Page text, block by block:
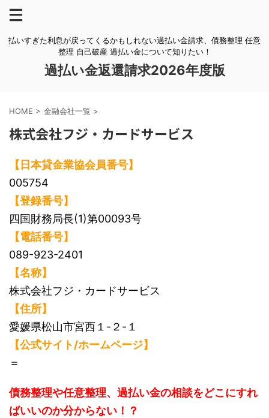
払いすぎた利息が戻ってくるかもしれない過払い金請求、債務整理 任意
整理 自己破産 過払い金について知りたい！
過払い金返還請求2026年度版
HOME > 金融会社一覧 >
株式会社フジ・カードサービス
【日本貸金業協会員番号】
005754
【登録番号】
四国財務局長(1)第00093号
【電話番号】
089-923-2401
【名称】
株式会社フジ・カードサービス
【住所】
愛媛県松山市宮西１-２-１
【公式サイト/ホームページ】
＝
債務整理や任意整理、過払い金の相談をどこにすれ
ばいいのか分からない！？